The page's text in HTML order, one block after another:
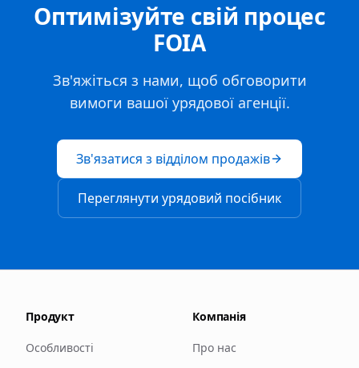
Оптимізуйте свій процес
FOIA
Зв'яжіться з нами, щоб обговорити
вимоги вашої урядової агенції.
Зв'язатися з відділом продажів
Переглянути урядовий посібник
Продукт
Особливості
Компанія
Про нас